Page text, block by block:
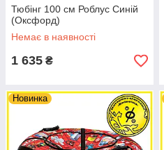
Тюбінг 100 см Роблус Синій
(Оксфорд)
Немає в наявності
1 635 ₴
Новинка